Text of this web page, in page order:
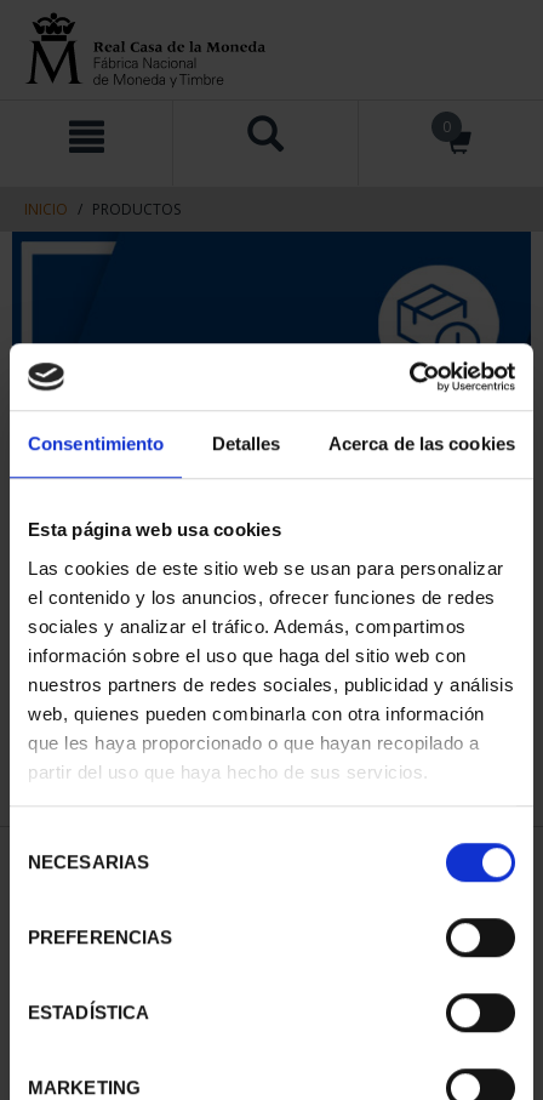
Consentimiento Detalles Acerca de las cookies
Esta página web usa cookies
Las cookies de este sitio web se usan para personalizar
el contenido y los anuncios, ofrecer funciones de redes
sociales y analizar el tráfico. Además, compartimos
información sobre el uso que haga del sitio web con
nuestros partners de redes sociales, publicidad y análisis
web, quienes pueden combinarla con otra información
que les haya proporcionado o que hayan recopilado a
partir del uso que haya hecho de sus servicios.
NECESARIAS
PREFERENCIAS
ESTADÍSTICA
MARKETING
contenido
navegacin
0
INICIO PRODUCTOS
ORDENAR POR:
REFINAR
2 Productos encontrados